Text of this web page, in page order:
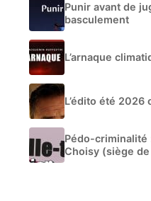
Punir avant de
basculement
L’arnaque
L’édito été 2026
Pédo-criminalité
Choisy (siège